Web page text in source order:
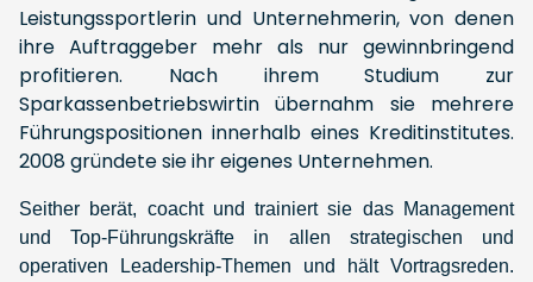
Leistungssportlerin und Unternehmerin, von denen
ihre Auftraggeber mehr als nur gewinnbringend
profitieren. Nach ihrem Studium zur
Sparkassenbetriebswirtin übernahm sie mehrere
Führungspositionen innerhalb eines Kreditinstitutes.
2008 gründete sie ihr eigenes Unternehmen.
Seither berät, coacht und trainiert sie das Management
und Top-Führungskräfte in allen strategischen und
operativen Leadership-Themen und hält Vortragsreden.